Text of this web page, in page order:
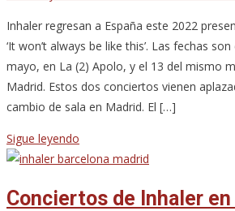
Inhaler regresan a España este 2022
‘It won’t always be like this’. Las fechas
mayo, en La (2) Apolo, y el 13 del mismo
Madrid. Estos dos conciertos vienen
cambio de sala en Madrid. El […]
Sigue leyendo
Conciertos de Inhaler